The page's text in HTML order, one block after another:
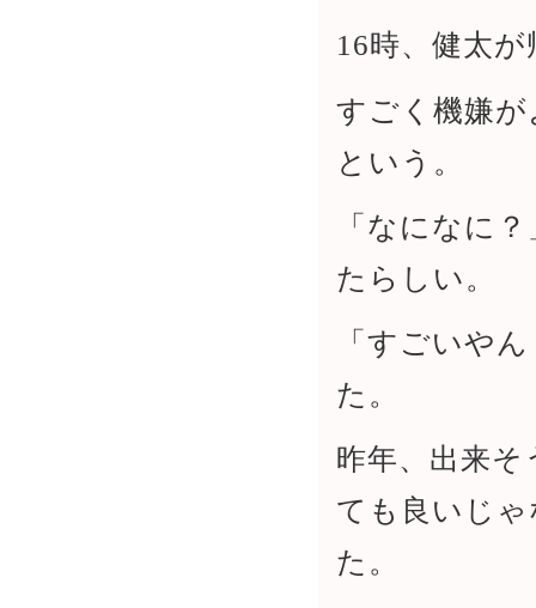
16時、健太が
すごく機嫌
という。
「なになに
たらしい。
「すごいや
た。
昨年、出来
ても良いじ
た。